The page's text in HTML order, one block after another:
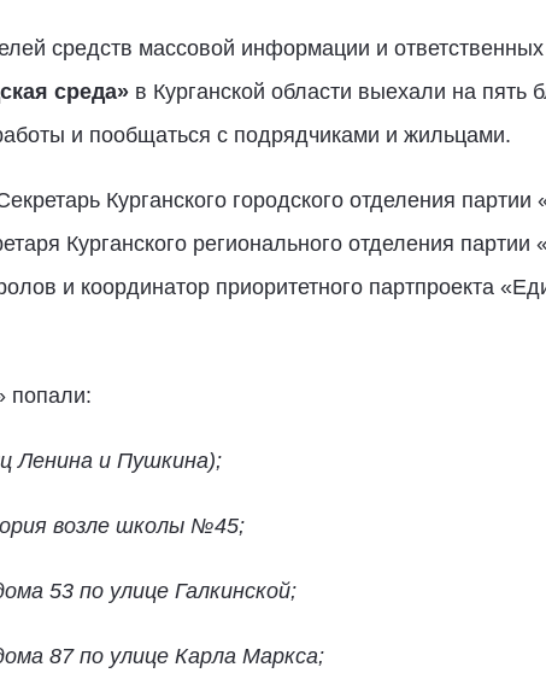
средств массовой информации и
среда»в Курганской области выехали на пять
и пообщаться с подрядчиками и жильцами.
Курганского городского отделения
Курганского регионального отделения
и координатор приоритетного партпроекта
попали:
Ленина и Пушкина);
возле школы №45;
53 по улице Галкинской;
87 по улице Карла Маркса;